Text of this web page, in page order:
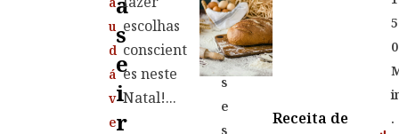
u
d
á
v
e
S
E
I
R
escolhas
conscient
es neste
Natal!...
8
m
e
s
e
s
Receita de
5
0
.